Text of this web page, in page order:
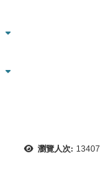
瀏覽人次: 13407